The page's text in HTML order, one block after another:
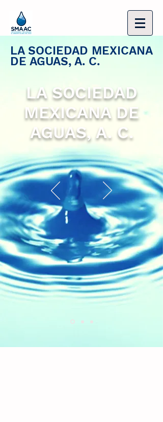
LA SOCIEDAD MEXICANA
DE AGUAS, A. C.
LA SOCIEDAD
MEXICANA DE
AGUAS, A. C.